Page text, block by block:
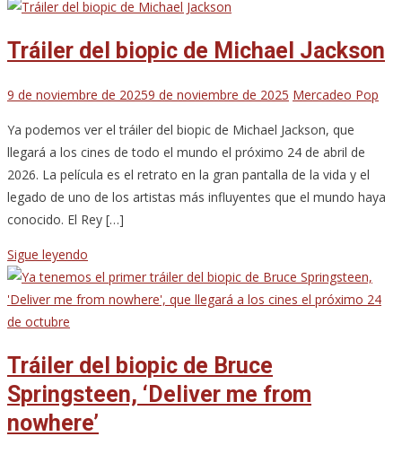
Tráiler del biopic de Michael Jackson
9 de noviembre de 20259 de noviembre de 2025 Mercadeo Pop
Ya podemos ver el tráiler del biopic de Michael Jackson, que
llegará a los cines de todo el mundo el próximo 24 de abril de
2026. La película es el retrato en la gran pantalla de la vida y el
legado de uno de los artistas más influyentes que el mundo haya
conocido. El Rey […]
Sigue leyendo
Tráiler del biopic de Bruce
Springsteen, ‘Deliver me from
nowhere’